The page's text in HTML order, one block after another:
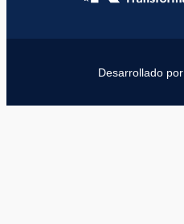
Desarrollado por